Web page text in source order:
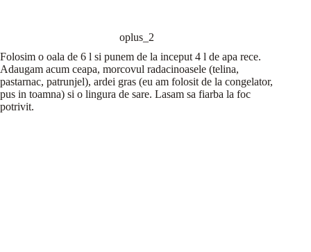
oplus_2
Folosim o oala de 6 l si punem de la inceput 4 l de apa rece.
Adaugam acum ceapa, morcovul radacinoasele (telina,
pastarnac, patrunjel), ardei gras (eu am folosit de la congelator,
pus in toamna) si o lingura de sare. Lasam sa fiarba la foc
potrivit.